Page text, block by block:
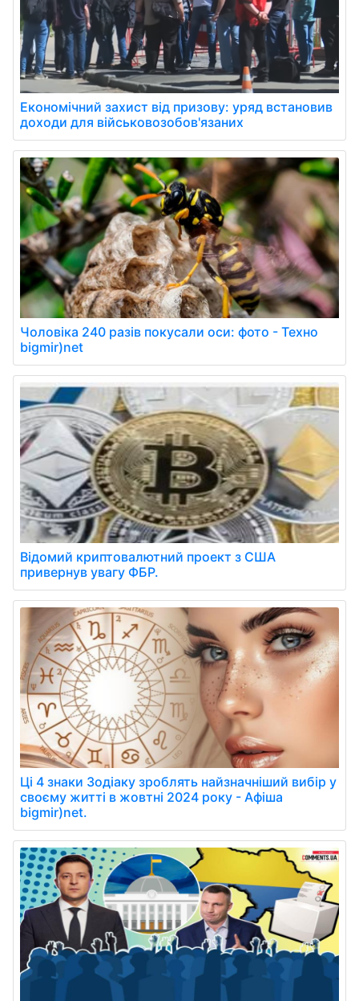
Економічний захист від призову: уряд встановив
доходи для військовозобов'язаних
Чоловіка 240 разів покусали оси: фото - Техно
bigmir)net
Відомий криптовалютний проект з США
привернув увагу ФБР.
Ці 4 знаки Зодіаку зроблять найзначніший вибір у
своєму житті в жовтні 2024 року - Афіша
bigmir)net.